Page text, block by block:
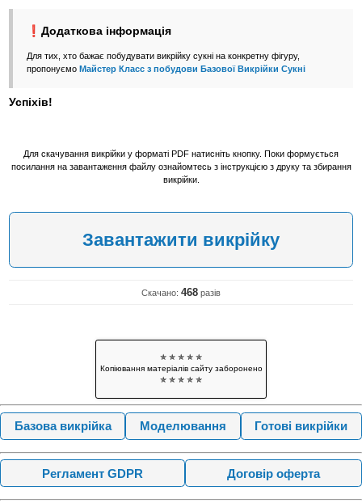
❗Додаткова інформація
Для тих, хто бажає побудувати викрійку сукні на конкретну фігуру,
пропонуємо Майстер Класс з побудови Базової Викрійки Сукні
Успіхів!
Для скачування викрійки у форматі PDF натисніть кнопку. Поки формується
посилання на завантаження файлу ознайомтесь з інструкцією з друку та збирання
викрійки.
Завантажити викрійку
Скачано: 468 разів
✯ ✯ ✯ ✯ ✯
Копіювання матеріалів сайту заборонено
✯ ✯ ✯ ✯ ✯
Базова викрійка Моделювання Готові викрійки
Регламент GDPR Договір оферта